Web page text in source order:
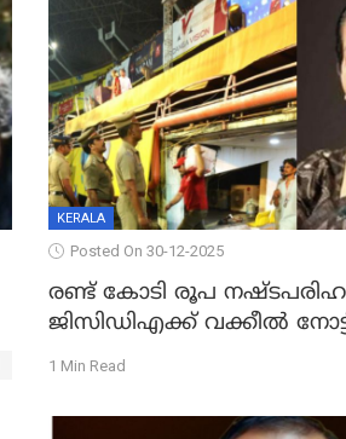
KERALA
Posted On 30-12-2025
രണ്ട് കോടി രൂപ
ജിസിഡിഎക്ക് വക്കീൽ
തോമസ്
1 Min Read